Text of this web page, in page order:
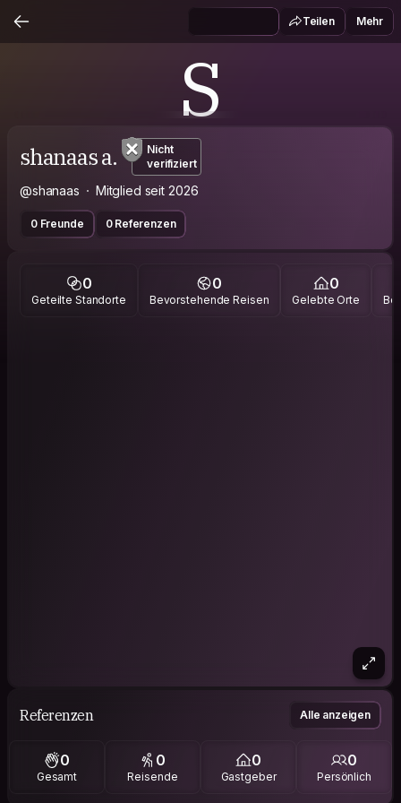
Teilen Mehr
S
shanaas a.
Nicht
verifiziert
@shanaas Mitglied seit 2026
0 Freunde 0 Referenzen
0
Geteilte Standorte
0
Bevorstehende Reisen
0
Gelebte Orte
Referenzen Alle anzeigen
0
Gesamt
0
Reisende
0
Gastgeber
0
Persönlich